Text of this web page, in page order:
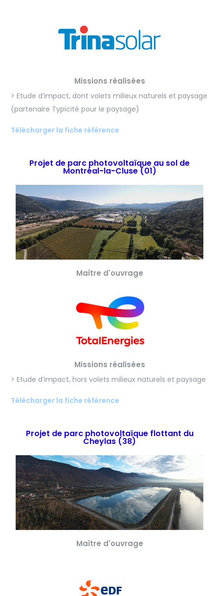
Missions réalisées
> Etude d’impact, dont volets milieux naturels et paysage
(partenaire Typicité pour le paysage)
Télécharger la fiche référence
Projet de parc photovoltaïque au sol de
Montréal-la-Cluse (01)
Maître d'ouvrage
Missions réalisées
> Etude d’impact, hors volets milieux naturels et paysage
Télécharger la fiche référence
Projet de parc photovoltaïque flottant du
Cheylas (38)
Maître d'ouvrage